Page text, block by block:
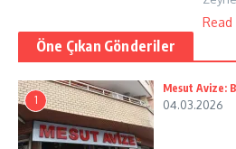
Öne Çıkan Gönderiler
1
Mesut Avize:
04.03.2026